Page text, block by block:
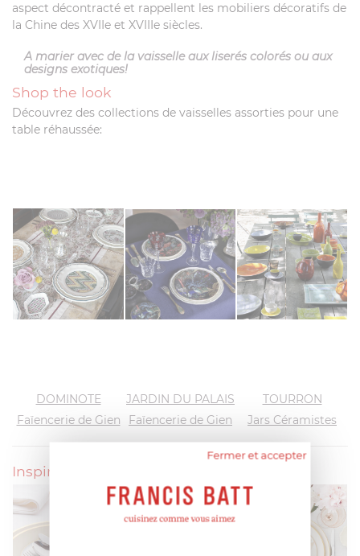
aspect décontracté et rappellent les mobiliers décoratifs de
la Chine des XVIIe et XVIIIe siècles.
A marier avec de la vaisselle aux liserés colorés ou aux
designs exotiques!
Shop the look
Découvrez des collections de vaisselles assorties pour une
table réhaussée:
DOMINOTE
Faïencerie de Gien
JARDIN DU PALAIS
Faïencerie de Gien
TOURRON
Jars Céramistes
Inspirations Byblos:
Fermer et accepter